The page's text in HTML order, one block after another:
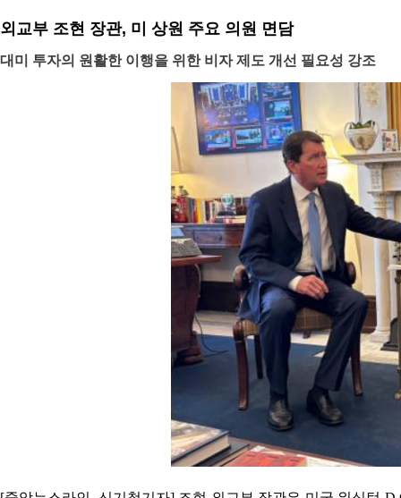
외교부 조현 장관, 미 상원 주요 의원 면담
대미 투자의 원활한 이행을 위한 비자 제도 개선 필요성 강조